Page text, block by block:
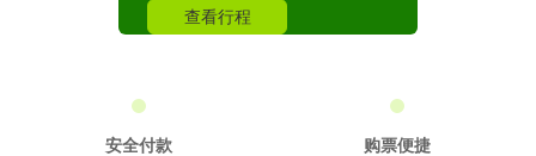
查看行程
安全付款
购票便捷